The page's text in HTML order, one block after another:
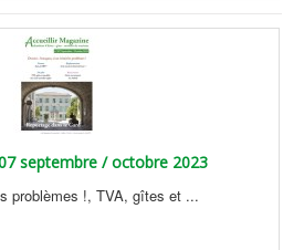
septembre / octobre 2023
problèmes !, TVA, gîtes et ...